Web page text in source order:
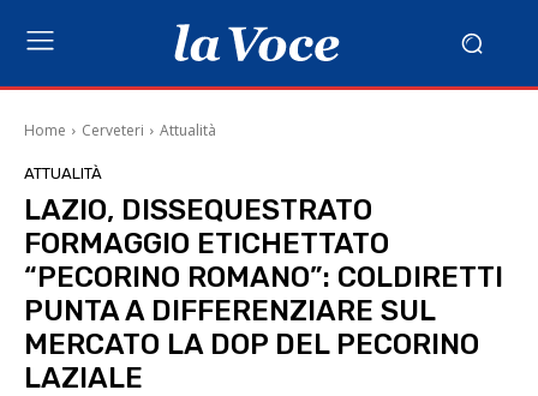
Home Cerveteri Attualità
ATTUALITÀ
LAZIO, DISSEQUESTRATO
FORMAGGIO ETICHETTATO
“PECORINO ROMANO”: COLDIRETTI
PUNTA A DIFFERENZIARE SUL
MERCATO LA DOP DEL PECORINO
LAZIALE